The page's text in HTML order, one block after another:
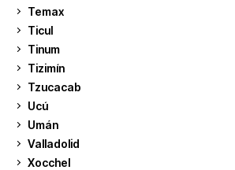
Temax
Ticul
Tinum
Tizimín
Tzucacab
Ucú
Umán
Valladolid
Xocchel